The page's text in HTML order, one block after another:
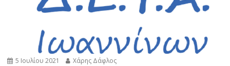
5 Ιουλίου 2021 Χάρης Δάφλος